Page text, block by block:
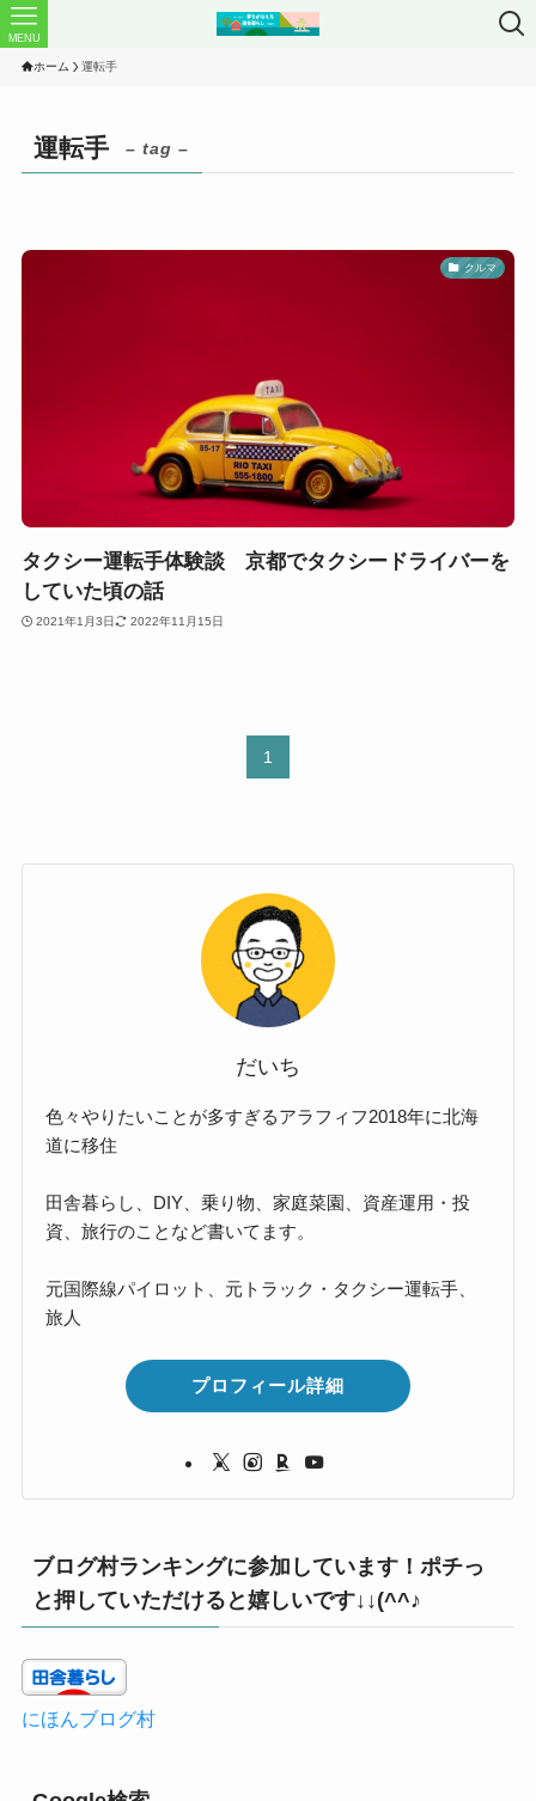
MENU
ホーム 運転手
運転手 – tag –
クルマ
タクシー運転手体験談 京都でタクシードライバーを
していた頃の話
2021年1月3日 2022年11月15日
1
だいち
色々やりたいことが多すぎるアラフィフ2018年に北海
道に移住
田舎暮らし、DIY、乗り物、家庭菜園、資産運用・投
資、旅行のことなど書いてます。
元国際線パイロット、元トラック・タクシー運転手、
旅人
プロフィール詳細
ブログ村ランキングに参加しています！ポチっ
と押していただけると嬉しいです↓↓(^^♪
にほんブログ村